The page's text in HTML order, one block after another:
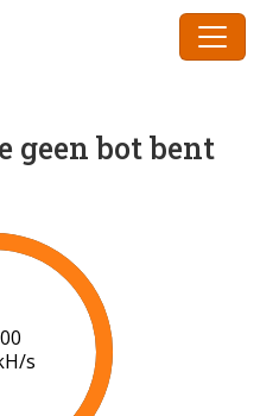
geen bot bent
s